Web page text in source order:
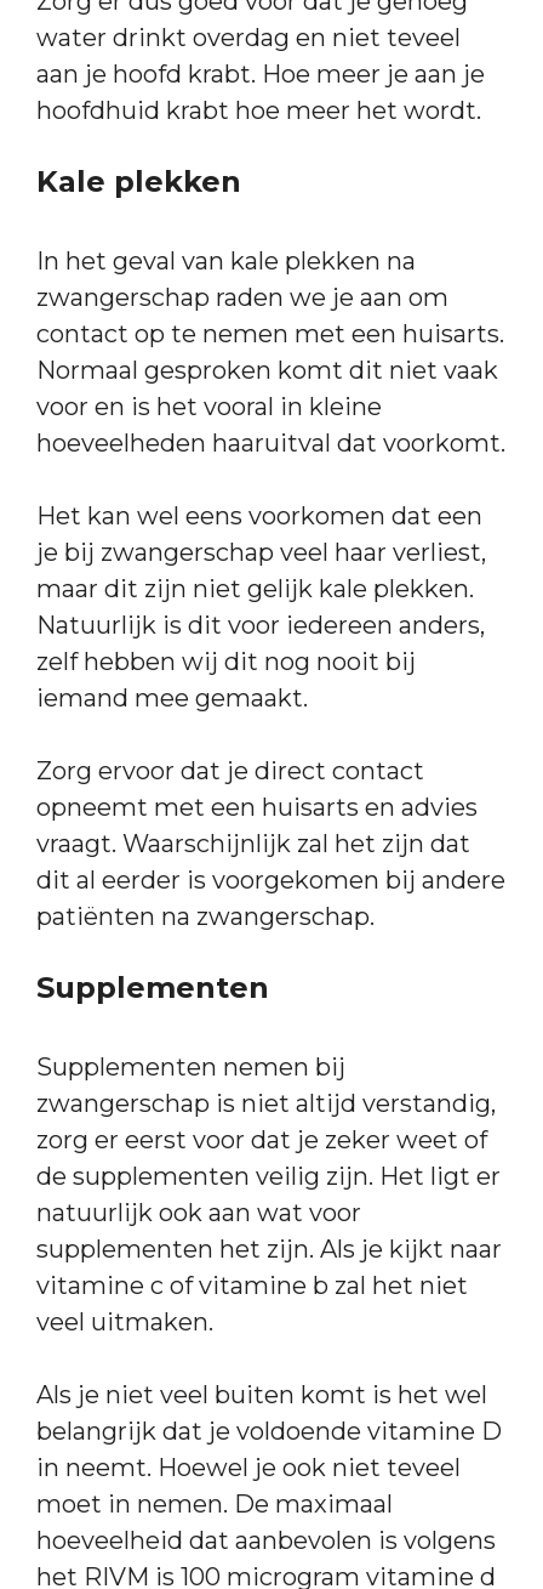
water drinkt overdag en niet teveel
aan je hoofd krabt. Hoe meer je aan je
hoofdhuid krabt hoe meer het wordt.
Kale plekken
In het geval van kale plekken na
zwangerschap raden we je aan om
contact op te nemen met een huisarts.
Normaal gesproken komt dit niet vaak
voor en is het vooral in kleine
hoeveelheden haaruitval dat voorkomt.
Het kan wel eens voorkomen dat een
je bij zwangerschap veel haar verliest,
maar dit zijn niet gelijk kale plekken.
Natuurlijk is dit voor iedereen anders,
zelf hebben wij dit nog nooit bij
iemand mee gemaakt.
Zorg ervoor dat je direct contact
opneemt met een huisarts en advies
vraagt. Waarschijnlijk zal het zijn dat
dit al eerder is voorgekomen bij andere
patiënten na zwangerschap.
Supplementen
Supplementen nemen bij
zwangerschap is niet altijd verstandig,
zorg er eerst voor dat je zeker weet of
de supplementen veilig zijn. Het ligt er
natuurlijk ook aan wat voor
supplementen het zijn. Als je kijkt naar
vitamine c of vitamine b zal het niet
veel uitmaken.
Als je niet veel buiten komt is het wel
belangrijk dat je voldoende vitamine D
in neemt. Hoewel je ook niet teveel
moet in nemen. De maximaal
hoeveelheid dat aanbevolen is volgens
het RIVM is 100 microgram vitamine d